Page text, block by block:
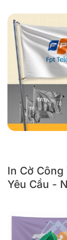
In Cờ
Yêu Cầu -